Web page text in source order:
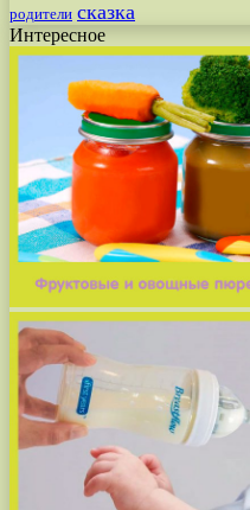
родители сказка
Интересное